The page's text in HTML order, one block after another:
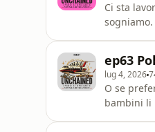
Ci sta
ep63
lug 4, 2026
O se
bambini li